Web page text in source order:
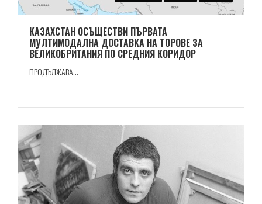
КАЗАХСТАН ОСЪЩЕСТВИ ПЪРВАТА
МУЛТИМОДАЛНА ДОСТАВКА НА ТОРОВЕ ЗА
ВЕЛИКОБРИТАНИЯ ПО СРЕДНИЯ КОРИДОР
ПРОДЪЛЖАВА...